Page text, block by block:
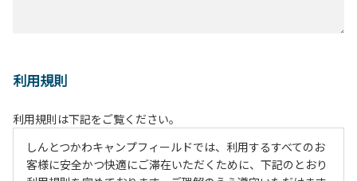
利用規則
利用規則は下記をご覧ください。
しんとつかわキャンプフィールドでは、利用するすべてのお
客様に安全かつ快適にご滞在いただくために、下記のとおり